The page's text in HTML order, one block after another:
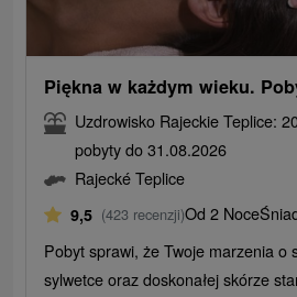
Piękna w każdym wieku.
Uzdrowisko Rajeckie Teplice:
pobyty do 31.08.2026
Rajecké Teplice
9,5 (423 recenzji)Od 2 Noce
Pobyt sprawi, że Twoje marzenia o
sylwetce oraz doskonałej skórze